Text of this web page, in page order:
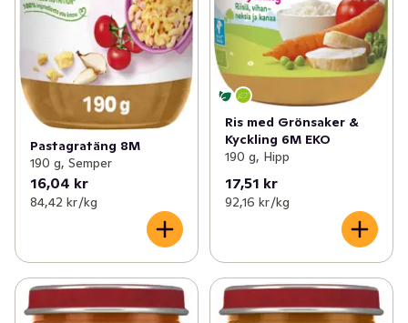
Pastagratäng 8M
190 g, Semper
16,04 kr
84,42 kr /kg
Ris med Grönsaker &
Kyckling 6M EKO
190 g, Hipp
17,51 kr
92,16 kr /kg